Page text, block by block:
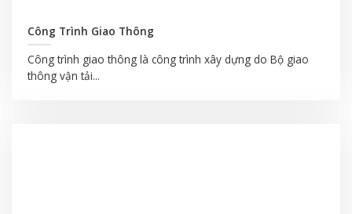
Công Trình Giao Thông
Công trình giao thông là công trình xây dựng do Bộ giao
thông vận tải...